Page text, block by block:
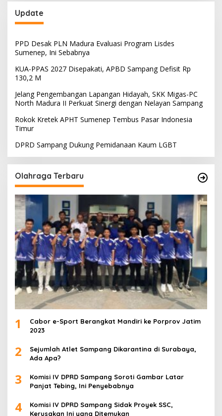
Update
PPD Desak PLN Madura Evaluasi Program Lisdes
Sumenep, Ini Sebabnya
KUA-PPAS 2027 Disepakati, APBD Sampang Defisit Rp
130,2 M
Jelang Pengembangan Lapangan Hidayah, SKK Migas-PC
North Madura II Perkuat Sinergi dengan Nelayan Sampang
Rokok Kretek APHT Sumenep Tembus Pasar Indonesia
Timur
DPRD Sampang Dukung Pemidanaan Kaum LGBT
Olahraga Terbaru
1
Cabor e-Sport Berangkat Mandiri ke Porprov Jatim
2023
2
Sejumlah Atlet Sampang Dikarantina di Surabaya,
Ada Apa?
3
Komisi IV DPRD Sampang Soroti Gambar Latar
Panjat Tebing, Ini Penyebabnya
4
Komisi IV DPRD Sampang Sidak Proyek SSC,
Kerusakan Ini yang Ditemukan